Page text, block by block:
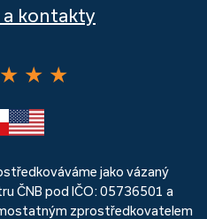
kontakty
★ ★ ★
jako vázaný
ČNB pod IČO: 05736501 a
zprostředkovatelem